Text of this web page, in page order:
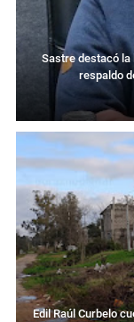
Sastre destacó la
respaldo
Edil Raúl Curbelo